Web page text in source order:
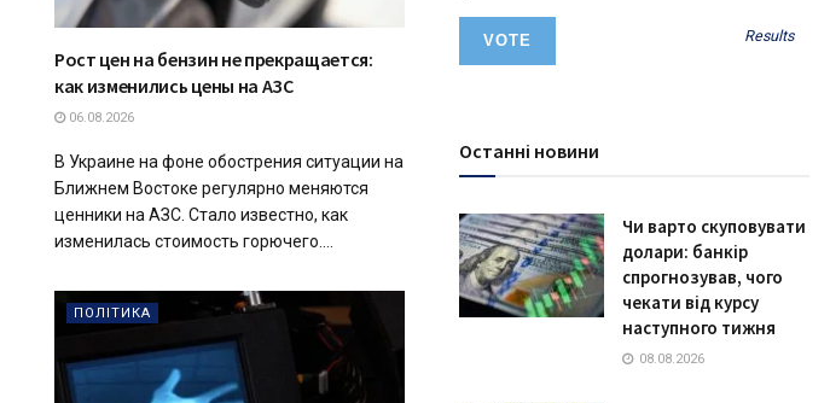
Рост цен на бензин не прекращается:
как изменились цены на АЗС
06.08.2026
В Украине на фоне обострения ситуации на
Ближнем Востоке регулярно меняются
ценники на АЗС. Стало известно, как
изменилась стоимость горючего....
ПОЛІТИКА
Results
Останні новини
Чи варто скуповувати
долари: банкір
спрогнозував, чого
чекати від курсу
наступного тижня
08.08.2026